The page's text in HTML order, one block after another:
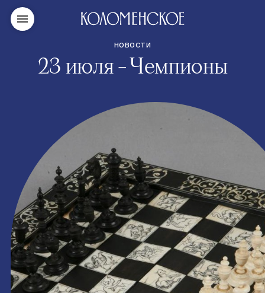
НОВОСТИ
23 июля – Чемпионы